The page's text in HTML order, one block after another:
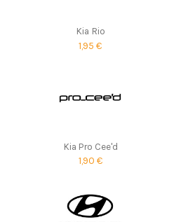
Kia Rio
1,95 €
Kia Pro Cee'd
1,90 €